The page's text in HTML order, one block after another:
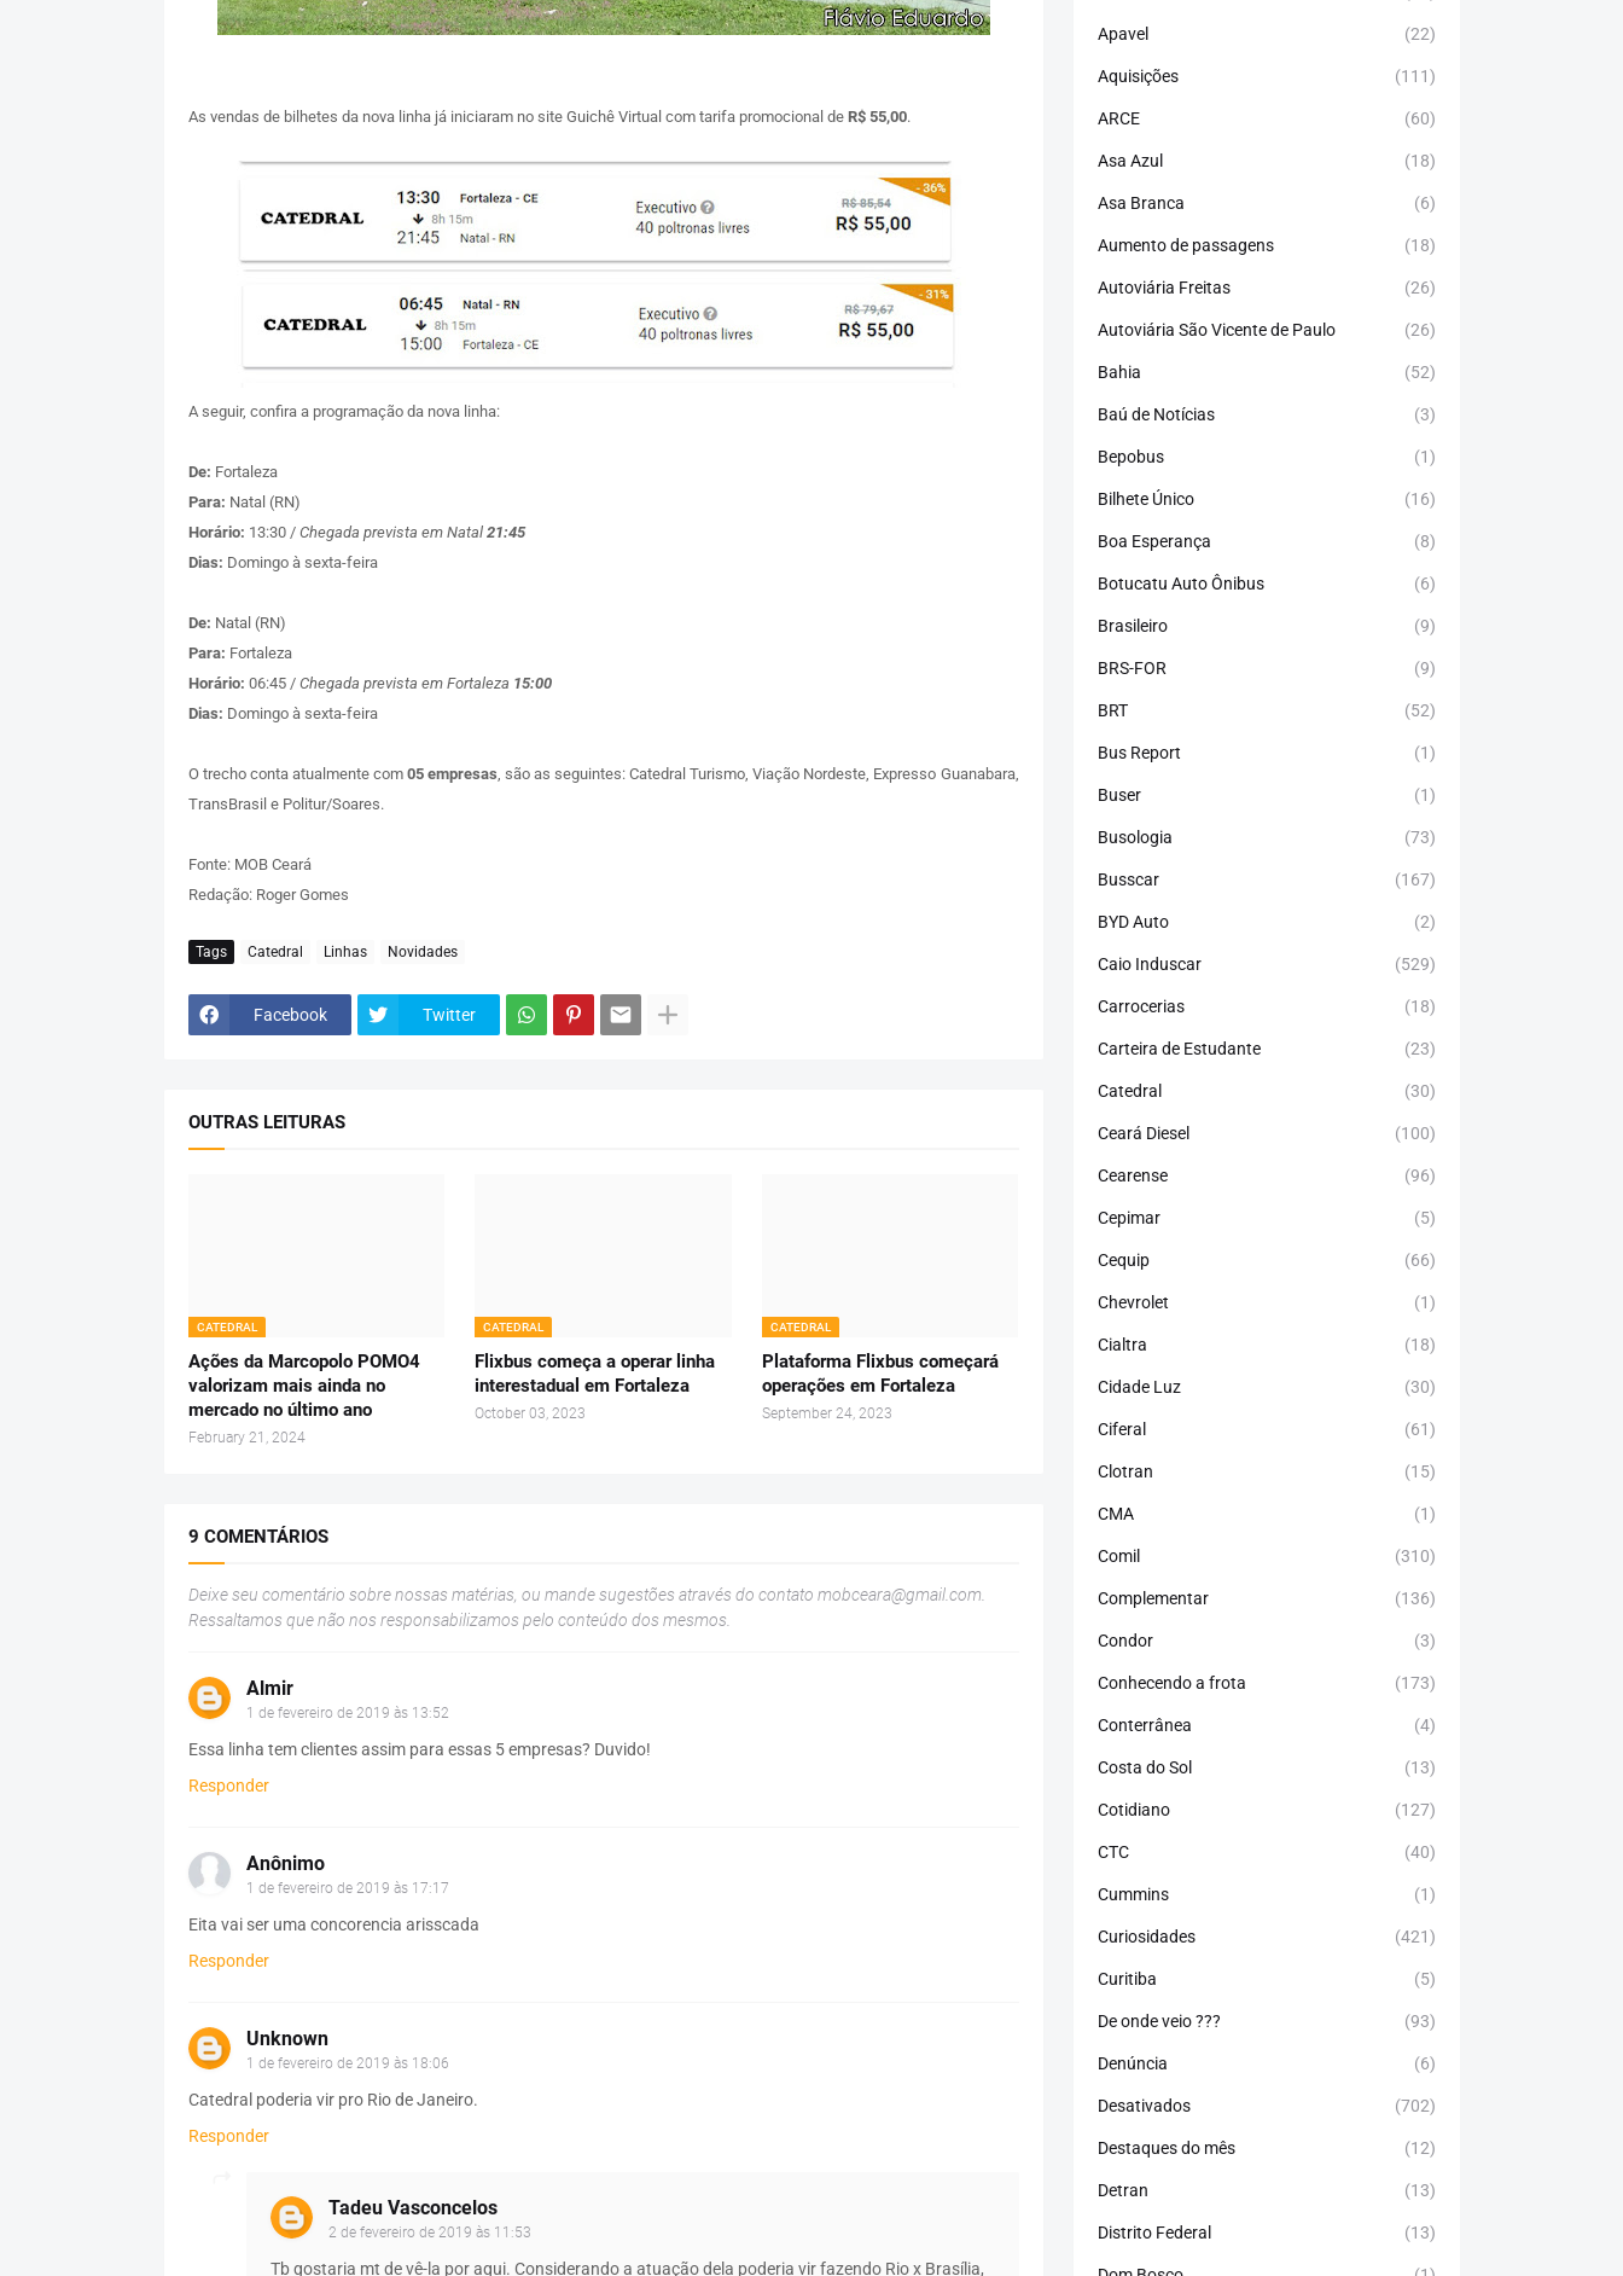
As vendas de bilhetes da nova linha já iniciaram no site Guichê Virtual com tarifa promocional de R$ 55,00.
A seguir, confira a programação da nova linha:
De: Fortaleza
Para: Natal (RN)
Horário: 13:30 / Chegada prevista em Natal 21:45
Dias: Domingo à sexta-feira
De: Natal (RN)
Para: Fortaleza
Horário: 06:45 / Chegada prevista em Fortaleza 15:00
Dias: Domingo à sexta-feira
O trecho conta atualmente com 05 empresas, são as seguintes: Catedral Turismo, Viação Nordeste, Expresso Guanabara,
TransBrasil e Politur/Soares.
Fonte: MOB Ceará
Redação: Roger Gomes
Tags Catedral Linhas Novidades
Facebook Twitter
OUTRAS LEITURAS
CATEDRAL
Ações da Marcopolo POMO4
valorizam mais ainda no
mercado no último ano
February 21, 2024
CATEDRAL
Flixbus começa a operar linha
interestadual em Fortaleza
October 03, 2023
CATEDRAL
Plataforma Flixbus começará
operações em Fortaleza
September 24, 2023
9 COMENTÁRIOS
Deixe seu comentário sobre nossas matérias, ou mande sugestões através do contato mobceara@gmail.com.
Ressaltamos que não nos responsabilizamos pelo conteúdo dos mesmos.
Almir
1 de fevereiro de 2019 às 13:52
Essa linha tem clientes assim para essas 5 empresas? Duvido!
Responder
Anônimo
1 de fevereiro de 2019 às 17:17
Eita vai ser uma concorencia arisscada
Responder
Unknown
1 de fevereiro de 2019 às 18:06
Catedral poderia vir pro Rio de Janeiro.
Responder
Tadeu Vasconcelos
2 de fevereiro de 2019 às 11:53
Tb gostaria mt de vê-la por aqui. Considerando a atuação dela poderia vir fazendo Rio x Brasília,
Apavel (22)
Aquisições (111)
ARCE (60)
Asa Azul (18)
Asa Branca (6)
Aumento de passagens (18)
Autoviária Freitas (26)
Autoviária São Vicente de Paulo (26)
Bahia (52)
Baú de Notícias (3)
Bepobus (1)
Bilhete Único (16)
Boa Esperança (8)
Botucatu Auto Ônibus (6)
Brasileiro (9)
BRS-FOR (9)
BRT (52)
Bus Report (1)
Buser (1)
Busologia (73)
Busscar (167)
BYD Auto (2)
Caio Induscar (529)
Carrocerias (18)
Carteira de Estudante (23)
Catedral (30)
Ceará Diesel (100)
Cearense (96)
Cepimar (5)
Cequip (66)
Chevrolet (1)
Cialtra (18)
Cidade Luz (30)
Ciferal (61)
Clotran (15)
CMA (1)
Comil (310)
Complementar (136)
Condor (3)
Conhecendo a frota (173)
Conterrânea (4)
Costa do Sol (13)
Cotidiano (127)
CTC (40)
Cummins (1)
Curiosidades (421)
Curitiba (5)
De onde veio ??? (93)
Denúncia (6)
Desativados (702)
Destaques do mês (12)
Detran (13)
Distrito Federal (13)